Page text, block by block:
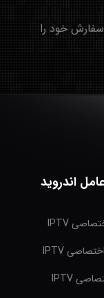
سفارش خود را